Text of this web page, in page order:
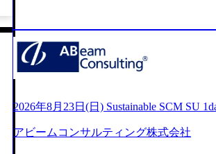
主体的かつ柔軟なキャリア形成が可能。
88_1200x698.webp ## 働き方／WLB／
り、 働き甲斐のあるランキング、新卒
であり株主からの圧力がないため事業
て長期的な成長を若手に任せられる環
年間データ、エンジニア組織） 2026年8
ていただきます。ご了承ください。 ●
ンサルティング活動のみならず、2021
を設立し、人工知能とデータアナリテ
する活動や、デジタル人材育成の支援も
e.com/content/dam/accenture/final/
e.pdf#zoom=50) 女性の活躍について
ログ (https://www.accenture.com/jp-ja/
理由【コンサル業界俯瞰マップ】 (https://
2026年8月23日(日) Sustainable SCM SU
アビームコンサルティング株式会社